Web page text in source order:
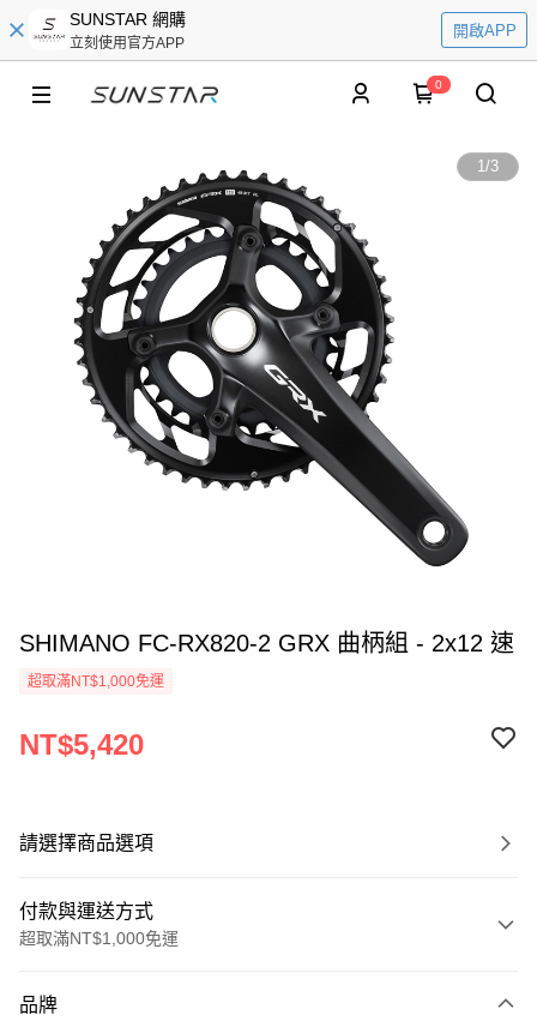
SUNSTAR 網購
立刻使用官方APP
開啟APP
0
1/3
SHIMANO FC-RX820-2 GRX 曲柄組 - 2x12 速
超取滿NT$1,000免運
NT$5,420
請選擇商品選項
付款與運送方式
超取滿NT$1,000免運
信用卡一次付款
品牌